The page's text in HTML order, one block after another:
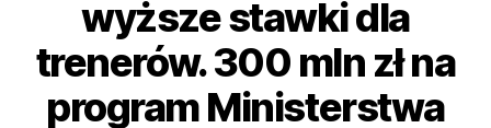
wyższe stawki dla
trenerów. 300 mln zł na
program Ministerstwa